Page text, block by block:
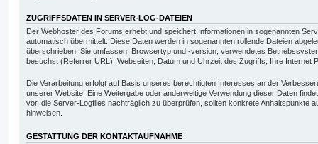
ZUGRIFFSDATEN IN SERVER-LOG-DATEIEN
Der Webhoster des Forums erhebt und speichert Informationen in sogenannten
automatisch übermittelt. Diese Daten werden in sogenannten rollende Dateien
überschrieben. Sie umfassen: Browsertyp und -version, verwendetes
besuchst (Referrer URL), Webseiten, Datum und Uhrzeit des Zugriffs, Ihre Internet
Die Verarbeitung erfolgt auf Basis unseres berechtigten Interesses an der
unserer Website. Eine Weitergabe oder anderweitige Verwendung dieser Daten
vor, die Server-Logfiles nachträglich zu überprüfen, sollten konkrete Anhaltspunkte
hinweisen.
GESTATTUNG DER KONTAKTAUFNAHME